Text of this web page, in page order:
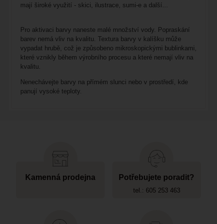
mají široké využití - skici, ilustrace, sumi-e a další...
Pro aktivaci barvy naneste malé množství vody. Popraskání
barev nemá vliv na kvalitu. Textura barvy v kalíšku může
vypadat hrubě, což je způsobeno mikroskopickými bublinkami,
které vznikly během výrobního procesu a které nemají vliv na
kvalitu.
Nenechávejte barvy na přímém slunci nebo v prostředí, kde
panují vysoké teploty.
Kamenná prodejna Potřebujete poradit?
tel.: 605 253 463